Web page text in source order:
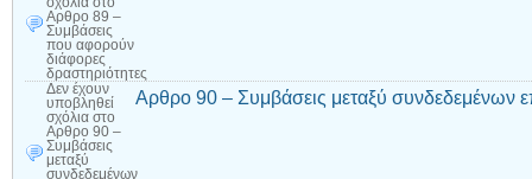
Αρθρο 89 –
Συμβάσεις
που αφορούν
διάφορες
δραστηριότητες
Δεν έχουν
υποβληθεί
σχόλια στο
Αρθρο 90 –
Συμβάσεις
μεταξύ
συνδεδεμένων
Αρθρο 90 – Συμβάσεις μεταξύ συνδεδεμένων